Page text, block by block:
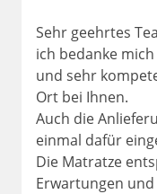
Sehr geehrtes
ich bedanke
und sehr
Ort bei Ihnen.
Auch die
einmal dafür
Die Matratze
Erwartungen